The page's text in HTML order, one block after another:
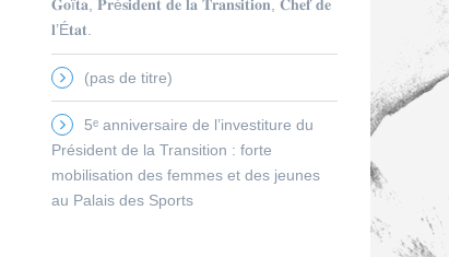
𝐆𝐨ï𝐭𝐚, 𝐏𝐫é𝐬𝐢𝐝𝐞𝐧𝐭 𝐝𝐞 𝐥𝐚 𝐓𝐫𝐚𝐧𝐬𝐢𝐭𝐢𝐨𝐧, 𝐂𝐡𝐞𝐟 𝐝𝐞
𝐥’É𝐭𝐚𝐭.
(pas de titre)
5ᵉ anniversaire de l’investiture du
Président de la Transition : forte
mobilisation des femmes et des jeunes
au Palais des Sports